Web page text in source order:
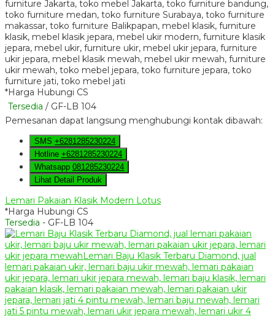
*Harga Hubungi CS
Tersedia / GF-LB 104
Pemesanan dapat langsung menghubungi kontak dibawah:
SMS +6281285230224
Hotline +6281285230224
Whatsapp 081285230224
Lihat Detail Produk
Lemari Pakaian Klasik Modern Lotus
*Harga Hubungi CS
Tersedia - GF-LB 104